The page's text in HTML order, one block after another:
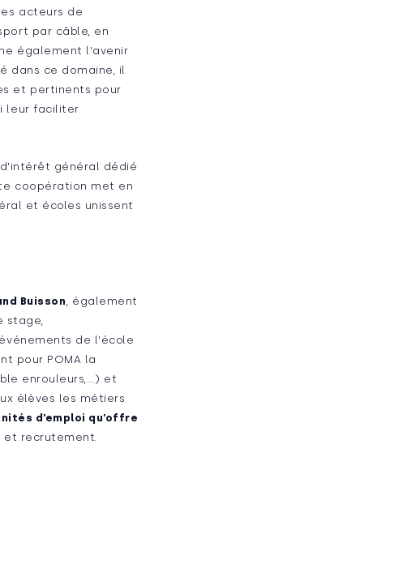
acteurs de
par câble, en
également l'avenir
dans ce domaine, il
et pertinents pour
leur faciliter
général dédié
coopération met en
et écoles unissent
Buisson, également
stage,
de l'école
pour POMA la
enrouleurs,…) et
élèves les métiers
d’emploi qu’offre
et recrutement.